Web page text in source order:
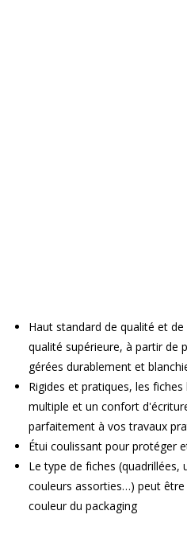
Haut standard de qualité et
qualité supérieure, à partir de
gérées durablement et
Rigides et pratiques, les
multiple et un confort
parfaitement à vos travaux
Étui coulissant pour protéger
Le type de fiches
couleurs assorties…) peut
couleur du packaging